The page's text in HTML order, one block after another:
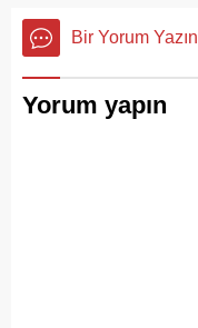
Bir Yorum Yazın
Yorum yapın